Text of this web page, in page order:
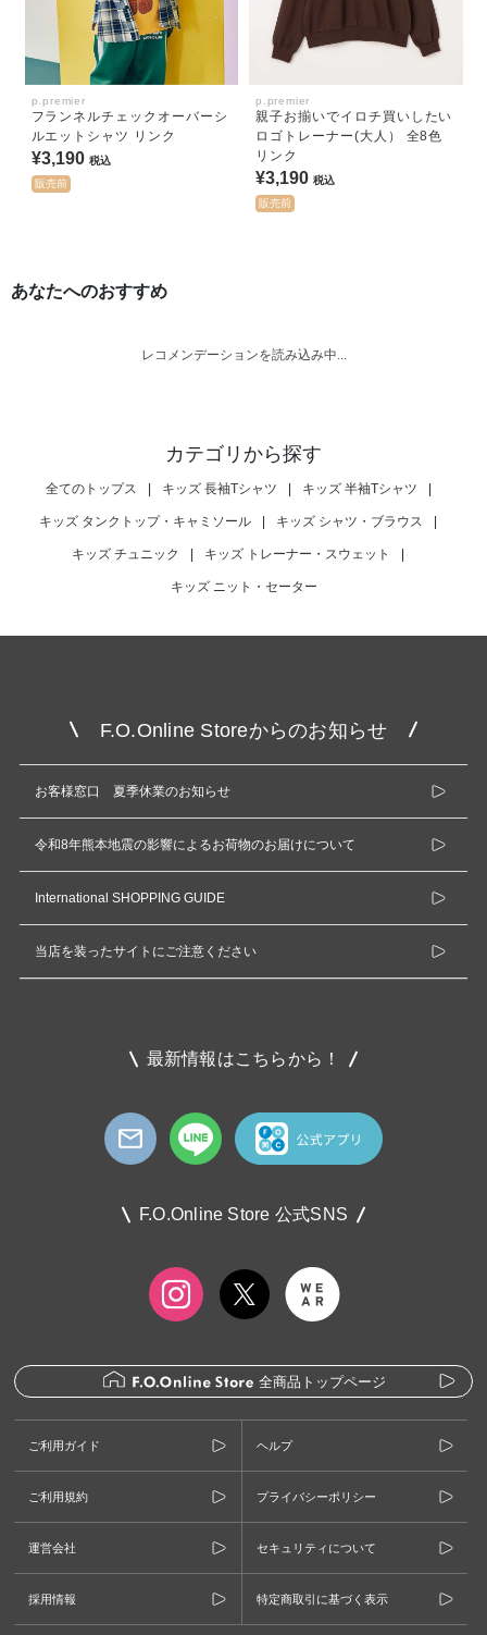
p.premier
フランネルチェックオーバーシ
ルエットシャツ リンク
¥3,190 税込
販売前
p.premier
親子お揃いでイロチ買いしたい
ロゴトレーナー(大人） 全8色
リンク
¥3,190 税込
販売前
あなたへのおすすめ
レコメンデーションを読み込み中...
カテゴリから探す
全てのトップス キッズ 長袖Tシャツ キッズ 半袖Tシャツ
キッズ タンクトップ・キャミソール キッズ シャツ・ブラウス
キッズ チュニック キッズ トレーナー・スウェット
キッズ ニット・セーター
F.O.Online Storeからのお知らせ
お客様窓口 夏季休業のお知らせ
令和8年熊本地震の影響によるお荷物のお届けについて
International SHOPPING GUIDE
当店を装ったサイトにご注意ください
最新情報はこちらから！
F.O.Online Store 公式SNS
全商品トップページ
ご利用ガイド ヘルプ
ご利用規約 プライバシーポリシー
運営会社 セキュリティについて
採用情報 特定商取引に基づく表示